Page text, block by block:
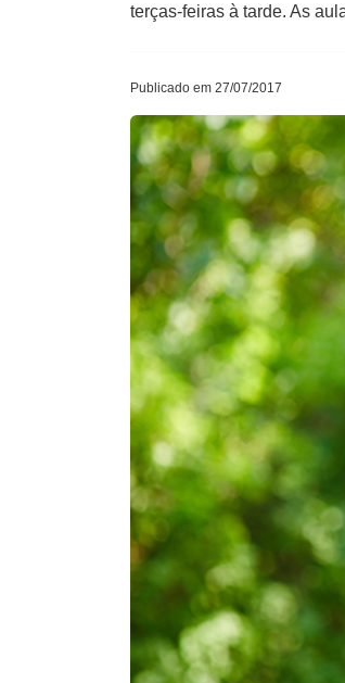
terças-feiras à tarde. As
Publicado em 27/07/2017